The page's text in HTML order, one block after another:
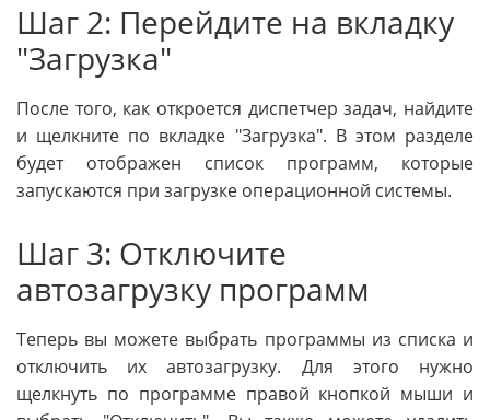
Шаг 2: Перейдите на вкладку
"Загрузка"
После того, как откроется диспетчер задач, найдите
и щелкните по вкладке "Загрузка". В этом разделе
будет отображен список программ, которые
запускаются при загрузке операционной системы.
Шаг 3: Отключите
автозагрузку программ
Теперь вы можете выбрать программы из списка и
отключить их автозагрузку. Для этого нужно
щелкнуть по программе правой кнопкой мыши и